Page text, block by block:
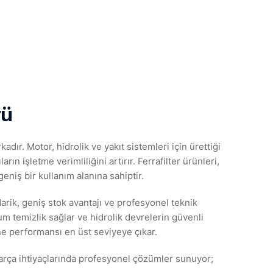
Motor, hidrolik ve yakıt sistemleri için ürettiği
işletme verimliliğini artırır. Ferrafilter ürünleri,
bir kullanım alanına sahiptir.
geniş stok avantajı ve profesyonel teknik
temizlik sağlar ve hidrolik devrelerin güvenli
performansı en üst seviyeye çıkar.
ihtiyaçlarında profesyonel çözümler sunuyor;